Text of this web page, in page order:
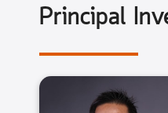
Principal